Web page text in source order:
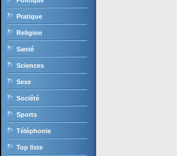
Pratique
Religion
Santé
Sciences
Sexe
Société
Sports
Téléphonie
Top liste